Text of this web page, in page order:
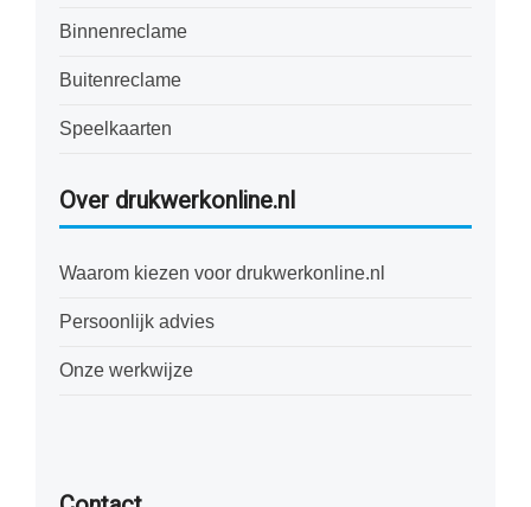
Binnenreclame
Buitenreclame
Speelkaarten
Over drukwerkonline.nl
Waarom kiezen voor drukwerkonline.nl
Persoonlijk advies
Onze werkwijze